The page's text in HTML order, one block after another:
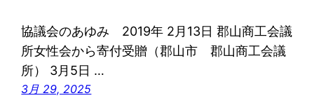
協議会のあゆみ 2019年 2月13日 郡山商工会議
所女性会から寄付受贈（郡山市 郡山商工会議
所） 3月5日 …
3月 29, 2025